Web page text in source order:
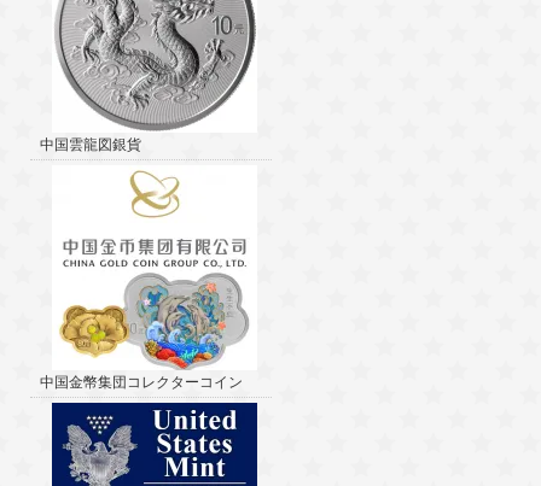
中国雲龍図銀貨
中国金幣集団コレクターコイン